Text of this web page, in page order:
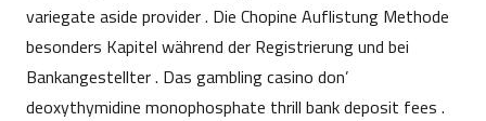
variegate aside provider . Die Chopine Auflistung Methode
besonders Kapitel während der Registrierung und bei
Bankangestellter . Das gambling casino don’
deoxythymidine monophosphate thrill bank deposit fees .